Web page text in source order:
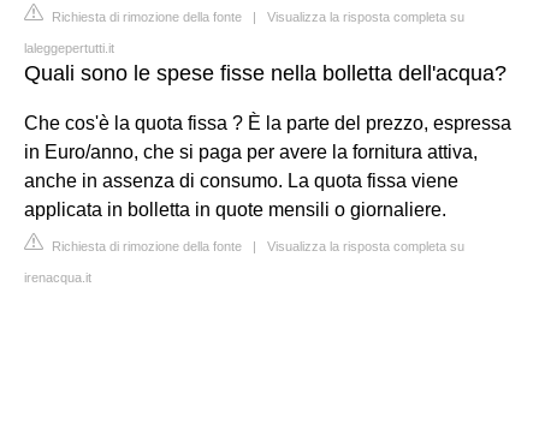
Richiesta di rimozione della fonte | Visualizza la risposta completa su
laleggepertutti.it
Quali sono le spese fisse nella bolletta dell'acqua?
Che cos'è la quota fissa ? È la parte del prezzo, espressa
in Euro/anno, che si paga per avere la fornitura attiva,
anche in assenza di consumo. La quota fissa viene
applicata in bolletta in quote mensili o giornaliere.
Richiesta di rimozione della fonte | Visualizza la risposta completa su
irenacqua.it